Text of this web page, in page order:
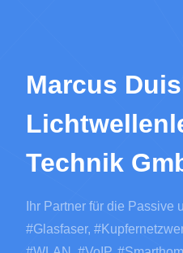
Marcus
Technik
Ihr Partner für die Passive
#Glasfaser,